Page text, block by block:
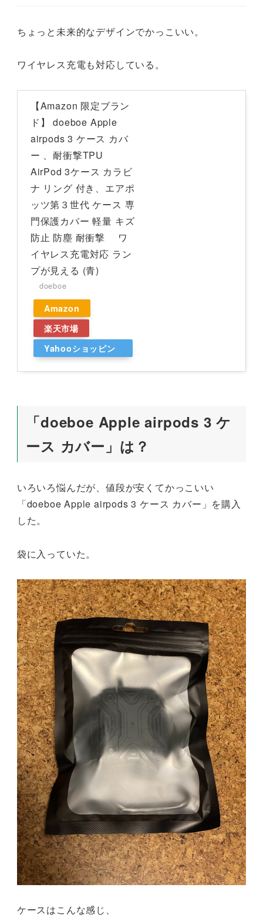
ちょっと未来的なデザインでかっこいい。
ワイヤレス充電も対応している。
【Amazon 限定ブラン
ド】 doeboe Apple
airpods 3 ケース カバ
ー 、耐衝撃TPU
AirPod 3ケース カラビ
ナ リング 付き、エアポ
ッツ第３世代 ケース 専
門保護カバー 軽量 キズ
防止 防塵 耐衝撃 ワ
イヤレス充電対応 ラン
プが見える (青)
doeboe
Amazon
楽天市場
Yahooショッピン
「doeboe Apple airpods 3 ケ
ース カバー」は？
いろいろ悩んだが、値段が安くてかっこいい
「doeboe Apple airpods 3 ケース カバー」を購入
した。
袋に入っていた。
ケースはこんな感じ、